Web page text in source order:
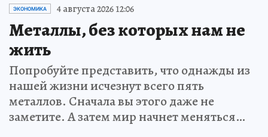
ЭКОНОМИКА 4 августа 2026 12:06
Металлы, без которых нам не
жить
Попробуйте представить, что однажды из
нашей жизни исчезнут всего пять
металлов. Сначала вы этого даже не
заметите. А затем мир начнет меняться…